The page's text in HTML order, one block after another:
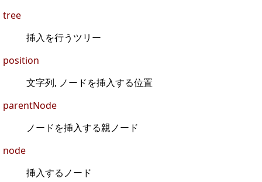
tree
挿入を行うツリー
position
文字列, ノードを挿入する位置
parentNode
ノードを挿入する親ノード
node
挿入するノード